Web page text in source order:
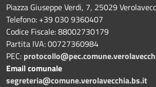
Piazza Giuseppe Verdi, 7, 25029
Telefono: +39 030 9360407
Codice Fiscale: 88002730179
Partita IVA: 00727360984
PEC:
Email comunale
segreteria@comune.verolavecchia.bs.it